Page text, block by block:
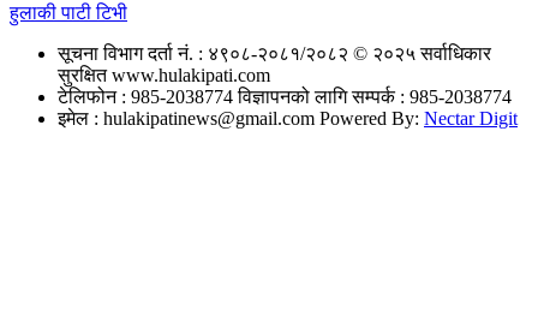
हुलाकी पाटी टिभी
सूचना विभाग दर्ता नं. : ४९०८-२०८१/२०८२ © २०२५ सर्वाधिकार
सुरक्षित www.hulakipati.com
टेलिफोन : 985-2038774विज्ञापनको लागि सम्पर्क : 985-2038774
इमेल : hulakipatinews@gmail.com Powered By: Nectar Digit